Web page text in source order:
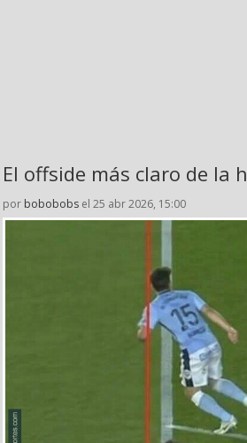
El offside más claro de la
por bobobobs el 25 abr 2026, 15:00